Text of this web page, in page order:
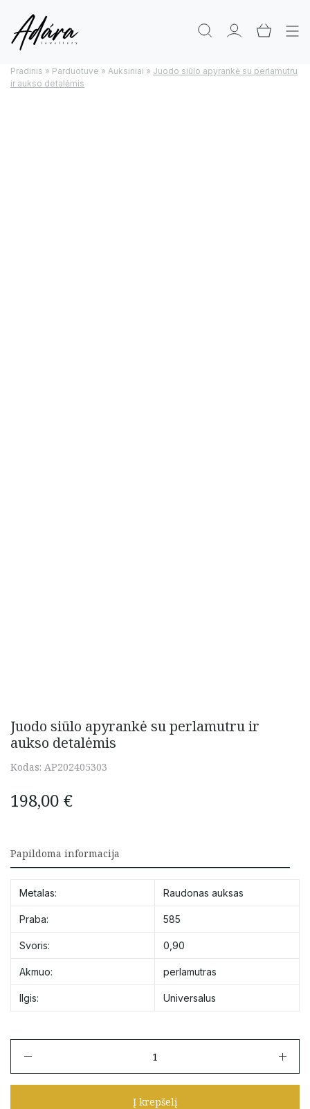
Pradinis » Parduotuve » Auksiniai » Juodo siūlo apyrankė su perlamutru
ir aukso detalėmis
Juodo siūlo apyrankė su perlamutru ir
aukso detalėmis
Kodas: AP202405303
198,00 €
Papildoma informacija
Metalas: Raudonas auksas
Praba: 585
Svoris: 0,90
Akmuo: perlamutras
Ilgis: Universalus
Juodo
Į krepšelį